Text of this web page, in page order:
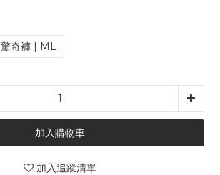
驚奇褲 | ML
加入購物車
加入追蹤清單